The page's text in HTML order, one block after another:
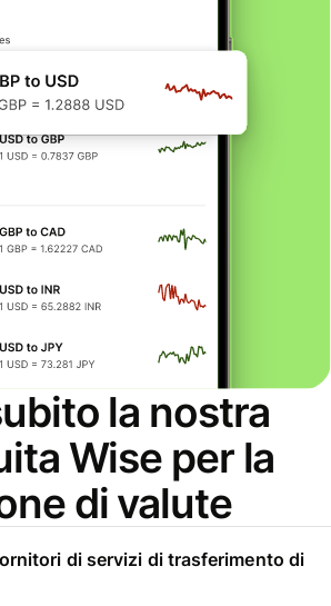
la nostra
Wise per la
di valute
di servizi di trasferimento di